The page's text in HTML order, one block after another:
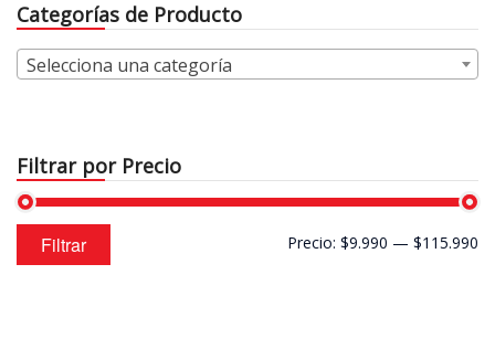
Categorías de Producto
Selecciona una categoría
Filtrar por Precio
Precio
mínimo
Precio
máximo
Filtrar Precio: $9.990 — $115.990